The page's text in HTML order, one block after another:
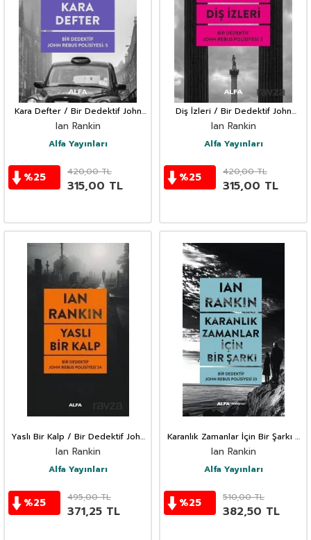
Kara Defter / Bir Dedektif John
Rebus Polisiyesi 5
Ian Rankin
Alfa Yayınları
%25 420,00TL
315,00 TL
Diş İzleri / Bir Dedektif John
Rebus Polisiyesi 3
Ian Rankin
Alfa Yayınları
%25 420,00TL
315,00 TL
Yaslı Bir Kalp / Bir Dedektif John
Rebus Polisiyesi 24
Ian Rankin
Alfa Yayınları
%25 495,00TL
371,25 TL
Karanlık Zamanlar İçin Bir Şarkı /
Bir Dedektif John Rebus
Polisiyesi 23
Ian Rankin
Alfa Yayınları
%25 510,00TL
382,50 TL